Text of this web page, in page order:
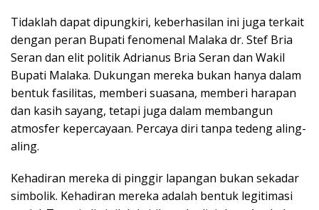
Tidaklah dapat dipungkiri, keberhasilan ini juga terkait
dengan peran Bupati fenomenal Malaka dr. Stef Bria
Seran dan elit politik Adrianus Bria Seran dan Wakil
Bupati Malaka. Dukungan mereka bukan hanya dalam
bentuk fasilitas, memberi suasana, memberi harapan
dan kasih sayang, tetapi juga dalam membangun
atmosfer kepercayaan. Percaya diri tanpa tedeng aling-
aling.
Kehadiran mereka di pinggir lapangan bukan sekadar
simbolik. Kehadiran mereka adalah bentuk legitimasi